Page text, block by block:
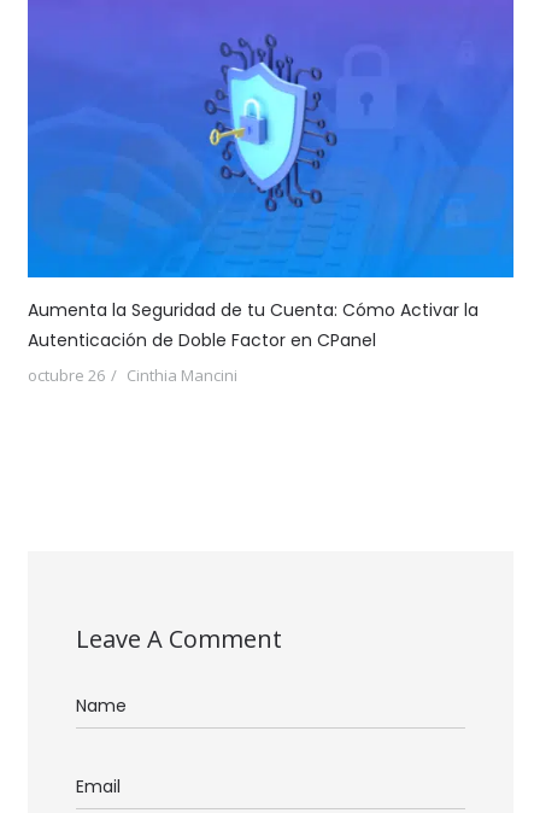
Aumenta la Seguridad de tu Cuenta: Cómo Activar la
Autenticación de Doble Factor en CPanel
octubre 26 Cinthia Mancini
Leave A Comment